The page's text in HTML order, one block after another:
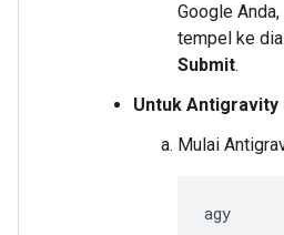
Google
tempel ke
Submit.
Untuk Antigravity
Mulai